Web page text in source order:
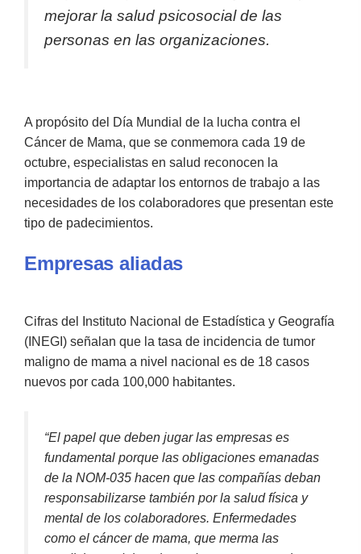
mejorar la salud psicosocial de las
personas en las organizaciones.
A propósito del Día Mundial de la lucha contra el
Cáncer de Mama, que se conmemora cada 19 de
octubre, especialistas en salud reconocen la
importancia de adaptar los entornos de trabajo a las
necesidades de los colaboradores que presentan este
tipo de padecimientos.
Empresas aliadas
Cifras del Instituto Nacional de Estadística y Geografía
(INEGI) señalan que la tasa de incidencia de tumor
maligno de mama a nivel nacional es de 18 casos
nuevos por cada 100,000 habitantes.
“El papel que deben jugar las empresas es
fundamental porque las obligaciones emanadas
de la NOM-035 hacen que las compañías deban
responsabilizarse también por la salud física y
mental de los colaboradores. Enfermedades
como el cáncer de mama, que merma las